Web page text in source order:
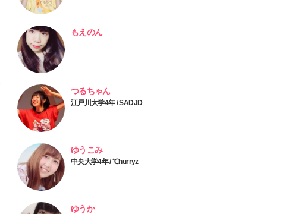
もえのん
つるちゃん
江戸川大学4年 / SADJD
ゆうこみ
中央大学4年 / ℃hurryz
ゆうか